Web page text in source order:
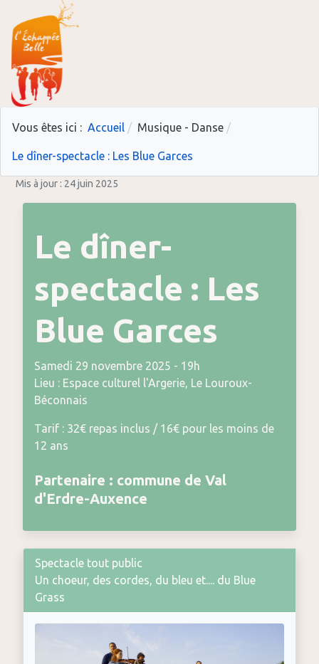
Vous êtes ici : Accueil Musique - Danse
Le dîner-spectacle : Les Blue Garces
Mis à jour : 24 juin 2025
Le dîner-
spectacle : Les
Blue Garces
Samedi 29 novembre 2025 - 19h
Lieu : Espace culturel l'Argerie, Le Louroux-
Béconnais
Tarif : 32€ repas inclus / 16€ pour les moins de
12 ans
Partenaire : commune de Val
d'Erdre-Auxence
Spectacle tout public
Un choeur, des cordes, du bleu et.... du Blue
Grass